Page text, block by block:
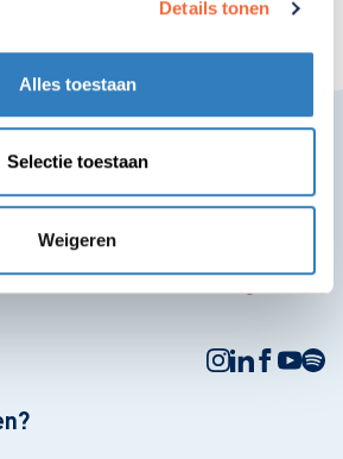
Details tonen
Alles toestaan
Selectie toestaan
Weigeren
we hetverschil